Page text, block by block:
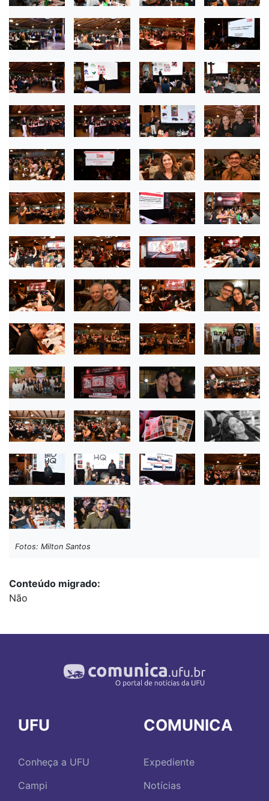
Fotos: Milton Santos
Conteúdo migrado
Não
UFU
Conheça a UFU
Campi
COMUNICA
Expediente
Notícias